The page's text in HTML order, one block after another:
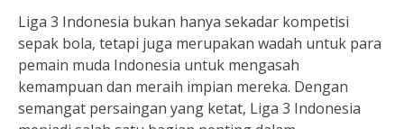
Liga 3 Indonesia bukan hanya sekadar kompetisi
sepak bola, tetapi juga merupakan wadah untuk para
pemain muda Indonesia untuk mengasah
kemampuan dan meraih impian mereka. Dengan
semangat persaingan yang ketat, Liga 3 Indonesia